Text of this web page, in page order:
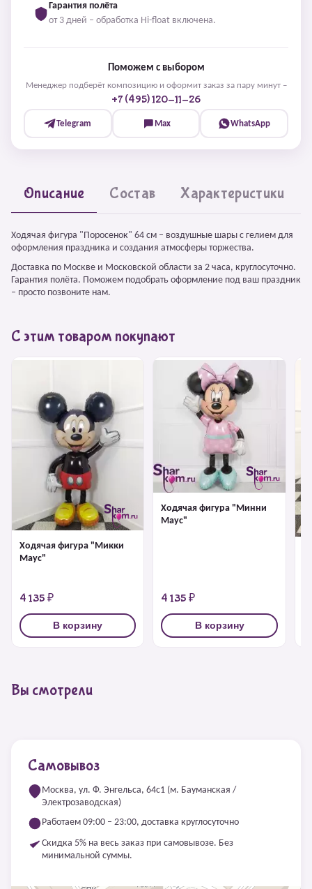
Гарантия полёта
от 3 дней – обработка Hi-float включена.
Поможем с выбором
Менеджер подберёт композицию и оформит заказ за пару минут –
+7 (495) 120-11-26
Telegram Max WhatsApp
Описание Состав Характеристики
Ходячая фигура "Поросенок" 64 см – воздушные шары с гелием для
оформления праздника и создания атмосферы торжества.
Доставка по Москве и Московской области за 2 часа, круглосуточно.
Гарантия полёта. Поможем подобрать оформление под ваш праздник
– просто позвоните нам.
С этим товаром покупают
Ходячая фигура "Микки
Маус"
4 135 ₽
В корзину
Ходячая фигура "Минни
Маус"
4 135 ₽
В корзину
Вы смотрели
Самовывоз
Москва, ул. Ф. Энгельса, 64с1 (м. Бауманская /
Электрозаводская)
Работаем 09:00 – 23:00, доставка круглосуточно
Скидка 5% на весь заказ при самовывозе. Без
минимальной суммы.